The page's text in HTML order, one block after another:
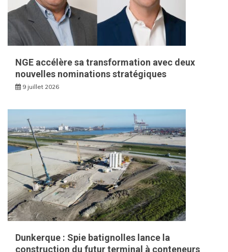
NGE accélère sa transformation avec deux
nouvelles nominations stratégiques
9 juillet 2026
Dunkerque : Spie batignolles lance la
construction du futur terminal à conteneurs